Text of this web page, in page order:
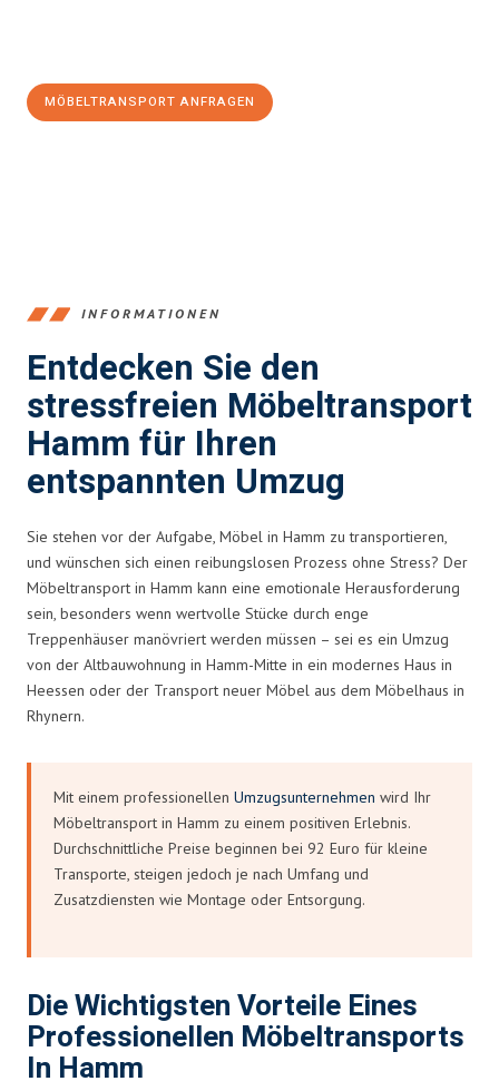
MÖBELTRANSPORT ANFRAGEN
INFORMATIONEN
Entdecken Sie den
stressfreien Möbeltransport
Hamm für Ihren
entspannten Umzug
Sie stehen vor der Aufgabe, Möbel in Hamm zu transportieren,
und wünschen sich einen reibungslosen Prozess ohne Stress? Der
Möbeltransport in Hamm kann eine emotionale Herausforderung
sein, besonders wenn wertvolle Stücke durch enge
Treppenhäuser manövriert werden müssen – sei es ein Umzug
von der Altbauwohnung in Hamm-Mitte in ein modernes Haus in
Heessen oder der Transport neuer Möbel aus dem Möbelhaus in
Rhynern.
Mit einem professionellen Umzugsunternehmen wird Ihr
Möbeltransport in Hamm zu einem positiven Erlebnis.
Durchschnittliche Preise beginnen bei 92 Euro für kleine
Transporte, steigen jedoch je nach Umfang und
Zusatzdiensten wie Montage oder Entsorgung.
Die Wichtigsten Vorteile Eines
Professionellen Möbeltransports
In Hamm